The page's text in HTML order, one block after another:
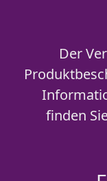
Der
finden